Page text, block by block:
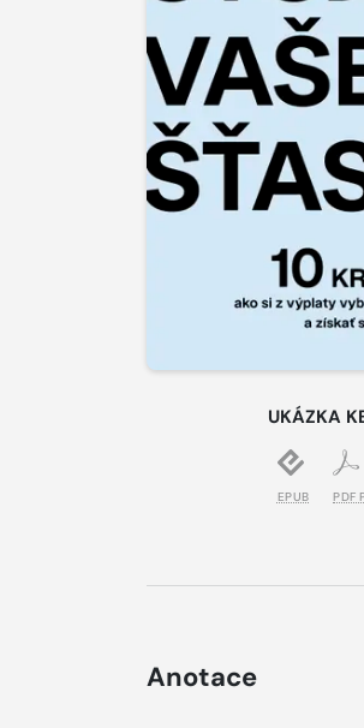
UKÁZKA
EPUB PDF
Anotace